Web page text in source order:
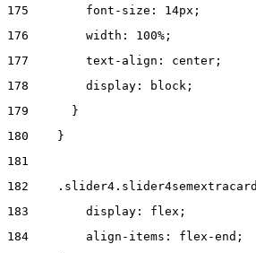
175
        font-size: 14px;
176
        width: 100%;
177
        text-align: center;
178
        display: block;
179
      }
180
    }
181
182
183
        display: flex;
184
        align-items: flex-end;